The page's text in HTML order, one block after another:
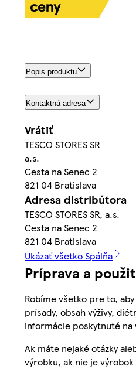
Popis produktu
Kontaktná adresa
Vrátiť
TESCO STORES SR
a.s.
Cesta na Senec 2
821 04 Bratislava
Adresa distribútora
TESCO STORES SR, a.s.
Cesta na Senec 2
821 04 Bratislava
Ukázať všetko Spálňa
Príprava a
Robíme všetko pre to,
prísady, obsah výživy,
informácie poskytnuté
Ak máte nejaké otázky
výrobku, ak nie je výrobok